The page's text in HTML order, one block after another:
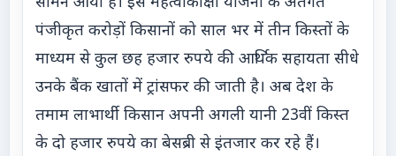
पंजीकृत करोड़ों किसानों को साल भर में तीन किस्तों के
माध्यम से कुल छह हजार रुपये की आर्थिक सहायता सीधे
उनके बैंक खातों में ट्रांसफर की जाती है। अब देश के
तमाम लाभार्थी किसान अपनी अगली यानी 23वीं किस्त
के दो हजार रुपये का बेसब्री से इंतजार कर रहे हैं।